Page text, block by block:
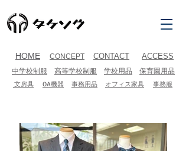
​HOME CONCEPT CONTACT
ACCESS
中学校制服
高等学校制服 学校用品 保育園用品
文房具 OA機器 事務用品 オフィス家具 事務服